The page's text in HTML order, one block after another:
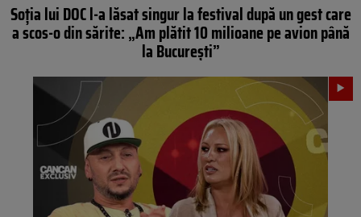
Soția lui DOC l-a lăsat singur la festival după un gest care
a scos-o din sărite: „Am plătit 10 milioane pe avion până
la București”